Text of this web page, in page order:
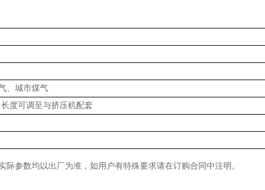
、城市煤气
度可调至与挤压机配套
参数均以出厂为准，如用户有特殊要求请在订购合同中注明。